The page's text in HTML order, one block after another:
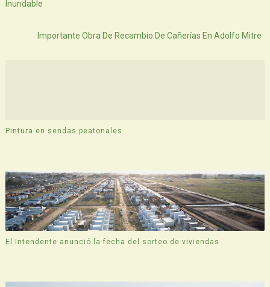
Inundable
Importante Obra De Recambio De Cañerías En Adolfo Mitre
Pintura en sendas peatonales
El Intendente anunció la fecha del sorteo de viviendas